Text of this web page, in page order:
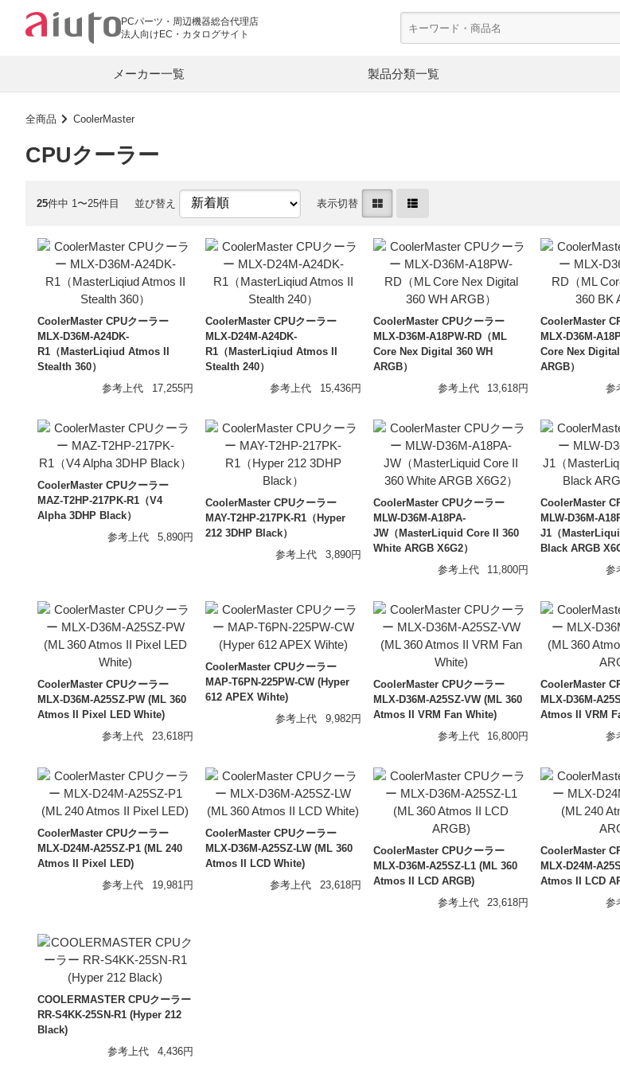
PCパーツ・周辺機器総合代理店
法人向けEC・カタログサイト
メーカー一覧
PC関連
AMD
BIOSTAR
COUGAR SPARKLE Asustor
G.Skill Team V-color
Lian Li LR-LINK SpotCam
aiuto
オーディオ
Astell&Kern AZLA qdc
Maestraudio EMPIRE Audio VOLK AUDIO
ULTRASONE SENDY AUDIO FIR AUDIO
ゲーム/VR
NOITOM DPVR
製品分類一覧
グラフィックカード
CPUクーラー
キーボード・マウス LANカード NAS
ワイヤレスイヤホン モバイル DAC イヤーピース
オーディオアクセサリー
モーションキャプチャー VR機器
全商品 CoolerMaster
CPUクーラー
25件中 1〜25件目 並び替え 表示切替
CoolerMaster CPUクーラー
MLX-D36M-A24DK-
R1（MasterLiqiud Atmos II
Stealth 360）
参考上代
17,255円
CoolerMaster CPUクーラー
MLX-D24M-A24DK-
R1（MasterLiqiud Atmos II
Stealth 240）
参考上代
15,436円
CoolerMaster CPUクーラー
MLX-D36M-A18PW-RD（ML
Core Nex Digital 360 WH
ARGB）
参考上代
13,618円
CoolerMaster
MLX-D36M-
Core Nex
ARGB）
参
CoolerMaster CPUクーラー
MAZ-T2HP-217PK-R1（V4
Alpha 3DHP Black）
参考上代
5,890円
CoolerMaster CPUクーラー
MAY-T2HP-217PK-R1（Hyper
212 3DHP Black）
参考上代
3,890円
CoolerMaster CPUクーラー
MLW-D36M-A18PA-
JW（MasterLiquid Core II 360
White ARGB X6G2）
参考上代
11,800円
CoolerMaster
MLW-D36M-
J1（
Black ARGB
参
CoolerMaster CPUクーラー
MLX-D36M-A25SZ-PW (ML 360
Atmos II Pixel LED White)
参考上代
23,618円
CoolerMaster CPUクーラー
MAP-T6PN-225PW-CW (Hyper
612 APEX Wihte)
参考上代
9,982円
CoolerMaster CPUクーラー
MLX-D36M-A25SZ-VW (ML 360
Atmos II VRM Fan White)
参考上代
16,800円
CoolerMaster
MLX-D36M-
Atmos II VRM
参
CoolerMaster CPUクーラー
MLX-D24M-A25SZ-P1 (ML 240
Atmos II Pixel LED)
参考上代
19,981円
CoolerMaster CPUクーラー
MLX-D36M-A25SZ-LW (ML 360
Atmos II LCD White)
参考上代
23,618円
CoolerMaster CPUクーラー
MLX-D36M-A25SZ-L1 (ML 360
Atmos II LCD ARGB)
参考上代
23,618円
CoolerMaster
MLX-D24M-
Atmos II LCD
参
COOLERMASTER CPUクーラー
RR-S4KK-25SN-R1 (Hyper 212
Black)
参考上代
4,436円